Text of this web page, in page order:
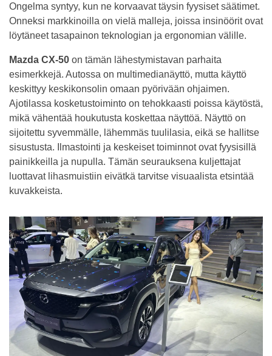
Ongelma syntyy, kun ne korvaavat täysin fyysiset säätimet.
Onneksi markkinoilla on vielä malleja, joissa insinöörit ovat
löytäneet tasapainon teknologian ja ergonomian välille.
Mazda CX-50 on tämän lähestymistavan parhaita
esimerkkejä. Autossa on multimedianäyttö, mutta käyttö
keskittyy keskikonsolin omaan pyörivään ohjaimen.
Ajotilassa kosketustoiminto on tehokkaasti poissa käytöstä,
mikä vähentää houkutusta koskettaa näyttöä. Näyttö on
sijoitettu syvemmälle, lähemmäs tuulilasia, eikä se hallitse
sisustusta. Ilmastointi ja keskeiset toiminnot ovat fyysisillä
painikkeilla ja nupulla. Tämän seurauksena kuljettajat
luottavat lihasmuistiin eivätkä tarvitse visuaalista etsintää
kuvakkeista.